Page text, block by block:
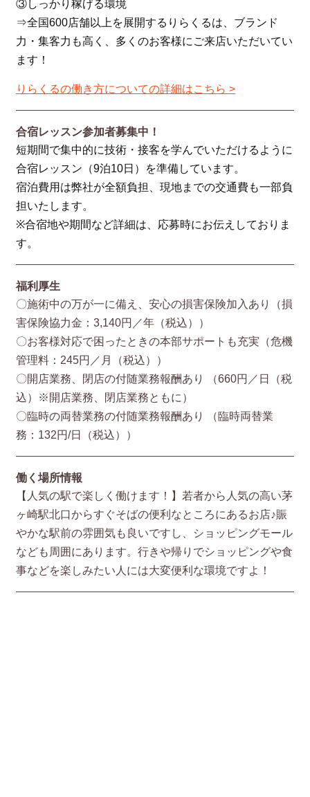
③しっかり稼げる環境
⇒全国600店舗以上を展開するりらくるは、ブランド
力・集客力も高く、多くのお客様にご来店いただいてい
ます！
りらくるの働き方についての詳細はこちら >
合宿レッスン参加者募集中！
短期間で集中的に技術・接客を学んでいただけるように
合宿レッスン（9泊10日）を準備しています。
宿泊費用は弊社が全額負担、現地までの交通費も一部負
担いたします。
※合宿地や期間など詳細は、応募時にお伝えしておりま
す。
福利厚生
〇施術中の万が一に備え、安心の損害保険加入あり（損
害保険協⼒⾦：3,140円／年（税込））
〇お客様対応で困ったときの本部サポートも充実（危機
管理料：245円／月（税込））
〇開店業務、閉店の付随業務報酬あり （660円／⽇（税
込）※開店業務、閉店業務ともに）
〇臨時の両替業務の付随業務報酬あり （臨時両替業
務：132円/⽇（税込））
働く場所情報
【人気の駅で楽しく働けます！】若者から人気の高い茅
ヶ崎駅北口からすぐそばの便利なところにあるお店♪賑
やかな駅前の雰囲気も良いですし、ショッピングモール
なども周囲にあります。行きや帰りでショッピングや食
事などを楽しみたい人には大変便利な環境ですよ！